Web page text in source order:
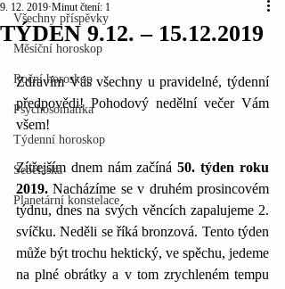
Všechny příspěvky
Měsíční horoskop
Roční horoskop
Psychosomatika
Týdenní horoskop
Sebeláska
Planetární konstelace
TÝDEN 9.12. – 15.12.2019
9. 12. 2019 Minut čtení: 1
Zdravím Vás všechny u pravidelné, týdenní
předpovědi! Pohodový nedělní večer Vám
všem!
Zítřejším dnem nám začíná 50. týden roku
2019. Nacházíme se v druhém prosincovém
týdnu, dnes na svých věncích zapalujeme 2.
svíčku. Neděli se říká bronzová. Tento týden
může být trochu hektický, ve spěchu, jedeme
na plné obrátky a v tom zrychleném tempu